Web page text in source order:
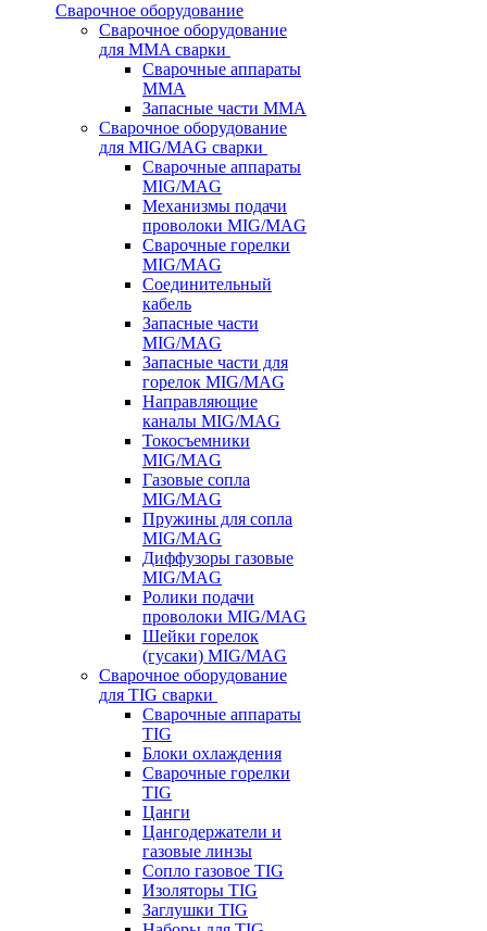
Сварочное оборудование
Сварочное оборудование
для MMA сварки
Сварочные аппараты
MMA
Запасные части MMA
Сварочное оборудование
для MIG/MAG сварки
Сварочные аппараты
MIG/MAG
Механизмы подачи
проволоки MIG/MAG
Сварочные горелки
MIG/MAG
Соединительный
кабель
Запасные части
MIG/MAG
Запасные части для
горелок MIG/MAG
Направляющие
каналы MIG/MAG
Токосъемники
MIG/MAG
Газовые сопла
MIG/MAG
Пружины для сопла
MIG/MAG
Диффузоры газовые
MIG/MAG
Ролики подачи
проволоки MIG/MAG
Шейки горелок
(гусаки) MIG/MAG
Сварочное оборудование
для TIG сварки
Сварочные аппараты
TIG
Блоки охлаждения
Сварочные горелки
TIG
Цанги
Цангодержатели и
газовые линзы
Сопло газовое TIG
Изоляторы TIG
Заглушки TIG